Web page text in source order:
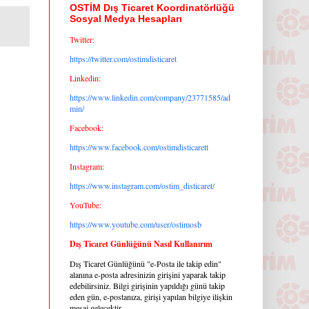
OSTİM Dış Ticaret Koordinatörlüğü
Sosyal Medya Hesapları
Twitter:
https://twitter.com/ostimdisticaret
Linkedin:
https://www.linkedin.com/company/23771585/ad
min/
Facebook:
https://www.facebook.com/ostimdisticarett
Instagram:
https://www.instagram.com/ostim_disticaret/
YouTube:
https://www.youtube.com/user/ostimosb
Dış Ticaret Günlüğünü Nasıl Kullanırım
Dış Ticaret Günlüğünü "e-Posta ile takip edin"
alanına e-posta adresinizin girişini yaparak takip
edebilirsiniz. Bilgi girişinin yapıldığı günü takip
eden gün, e-postanıza, girişi yapılan bilgiye ilişkin